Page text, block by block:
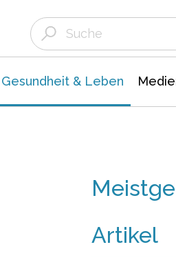
Gesundheit & Leben
Artikel